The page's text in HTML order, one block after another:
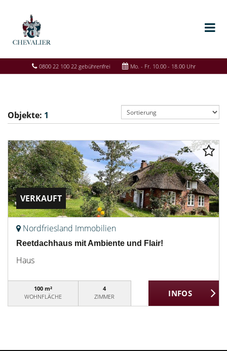
0800 22 100 22 gebührenfrei Mo. - Fr. 10.00 - 18.00 Uhr
Objekte: 1
VERKAUFT
Nordfriesland Immobilien
Reetdachhaus mit Ambiente und Flair!
Haus
100 m²
WOHNFLÄCHE
4
ZIMMER